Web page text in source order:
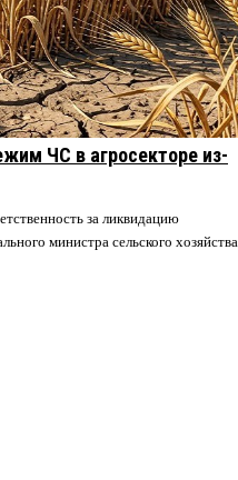
ЧС в агросекторе из-
за ликвидацию
министра сельского хозяйства.